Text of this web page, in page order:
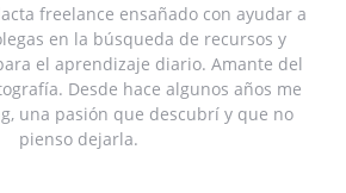
freelance ensañado con ayudar a
en la búsqueda de recursos y
el aprendizaje diario. Amante del
Desde hace algunos años me
una pasión que descubrí y que no
pienso dejarla.